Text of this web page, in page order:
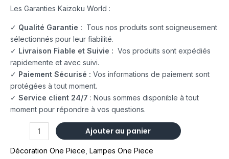
Les Garanties Kaizoku World :
✓ Qualité Garantie : Tous nos produits sont soigneusement
sélectionnés pour leur fiabilité.
✓ Livraison Fiable et Suivie : Vos produits sont expédiés
rapidemente et avec suivi.
✓ Paiement Sécurisé : Vos informations de paiement sont
protégées à tout moment.
✓ Service client 24/7 : Nous sommes disponible à tout
moment pour répondre à vos questions.
Ajouter au panier
Décoration One Piece Lampes One Piece